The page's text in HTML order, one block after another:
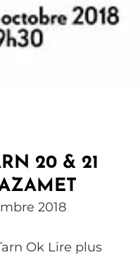
20 & 21
2018
Ok Lire plus